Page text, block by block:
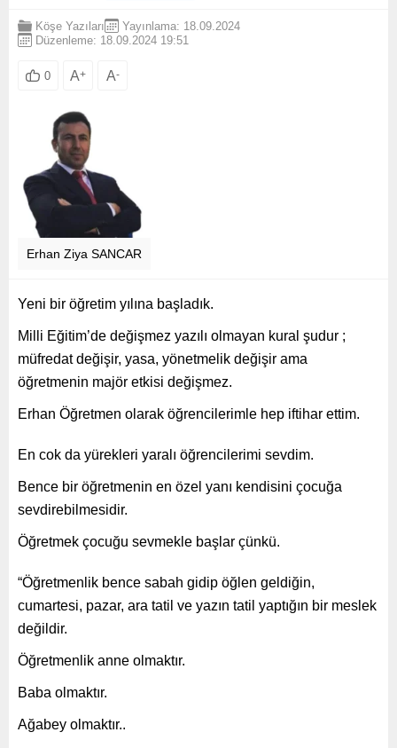
Köşe Yazıları
Yayınlama: 18.09.2024
Düzenleme: 18.09.2024 19:51
0 A+ A-
Erhan Ziya SANCAR
Yeni bir öğretim yılına başladık.
Milli Eğitim’de değişmez yazılı olmayan kural şudur ;
müfredat değişir, yasa, yönetmelik değişir ama
öğretmenin majör etkisi değişmez.
Erhan Öğretmen olarak öğrencilerimle hep iftihar ettim.
En cok da yürekleri yaralı öğrencilerimi sevdim.
Bence bir öğretmenin en özel yanı kendisini çocuğa
sevdirebilmesidir.
Öğretmek çocuğu sevmekle başlar çünkü.
“Öğretmenlik bence sabah gidip öğlen geldiğin,
cumartesi, pazar, ara tatil ve yazın tatil yaptığın bir meslek
değildir.
Öğretmenlik anne olmaktır.
Baba olmaktır.
Ağabey olmaktır..